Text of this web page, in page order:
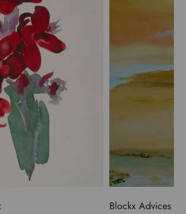
Blockx Advices